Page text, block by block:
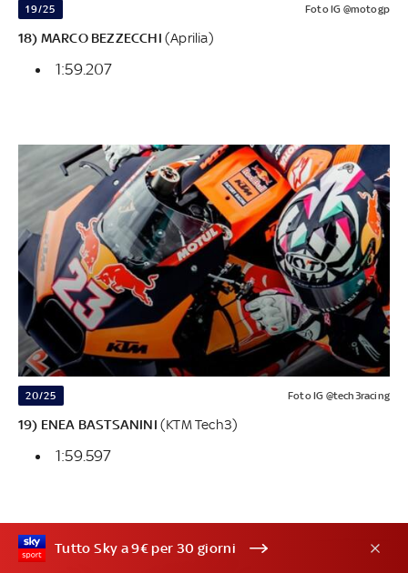
19/25 Foto IG @motogp
18) MARCO BEZZECCHI (Aprilia)
1:59.207
20/25 Foto IG @tech3racing
19) ENEA BASTSANINI (KTM Tech3)
1:59.597
Tutto Sky a 9€ per 30 giorni